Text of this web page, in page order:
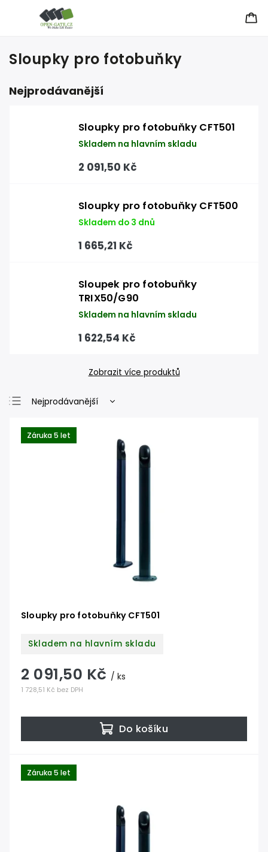
Sloupky pro fotobuňky
Nejprodávanější
Sloupky pro fotobuňky CFT501
Skladem na hlavním skladu
2 091,50 Kč
Sloupky pro fotobuňky CFT500
Skladem do 3 dnů
1 665,21 Kč
Sloupek pro fotobuňky
TRIX50/G90
Skladem na hlavním skladu
1 622,54 Kč
Zobrazit více produktů
Nejprodávanější
Nejdražší
Záruka 5 let
Sloupky pro fotobuňky CFT501
Skladem na hlavním skladu
1 728,51 Kč bez DPH
2 091,50 Kč / ks
Do košíku
Záruka 5 let